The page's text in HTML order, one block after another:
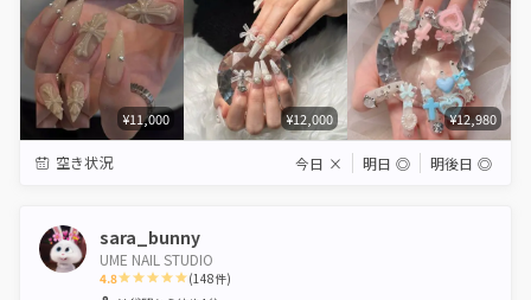
¥11,000 ¥12,000 ¥12,980
空き状況 今日 × 明日 ◎ 明後日 ◎
sara_bunny
UME NAIL STUDIO
4.8 (148件)